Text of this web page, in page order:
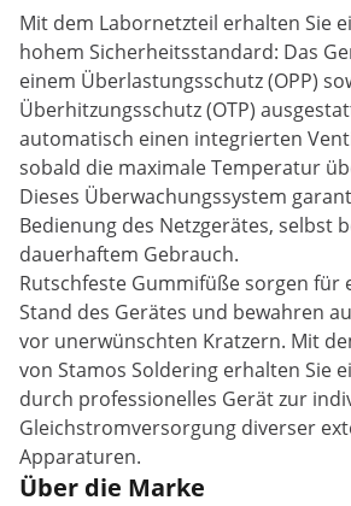
Mit dem Labornetzteil erhalten Sie
hohem Sicherheitsstandard: Das
einem Überlastungsschutz (OPP)
Überhitzungsschutz (OTP)
automatisch einen integrierten
sobald die maximale Temperatur
Dieses Überwachungssystem
Bedienung des Netzgerätes, selbst
dauerhaftem Gebrauch.
Rutschfeste Gummifüße sorgen für
Stand des Gerätes und bewahren
vor unerwünschten Kratzern. Mit
von Stamos Soldering erhalten Sie
durch professionelles Gerät zur
Gleichstromversorgung diverser
Apparaturen.
Über die Marke